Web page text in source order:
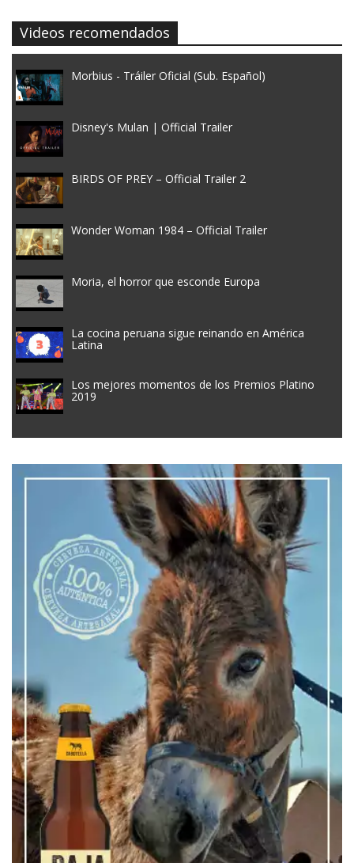
Videos recomendados
Morbius - Tráiler Oficial (Sub. Español)
Disney's Mulan | Official Trailer
BIRDS OF PREY – Official Trailer 2
Wonder Woman 1984 – Official Trailer
Moria, el horror que esconde Europa
La cocina peruana sigue reinando en América
Latina
Los mejores momentos de los Premios Platino
2019